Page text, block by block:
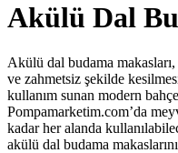
Akülü Dal
Akülü dal budama makasları,
ve zahmetsiz şekilde
kullanım sunan modern
Pompamarketim.com’da
kadar her alanda
akülü dal budama